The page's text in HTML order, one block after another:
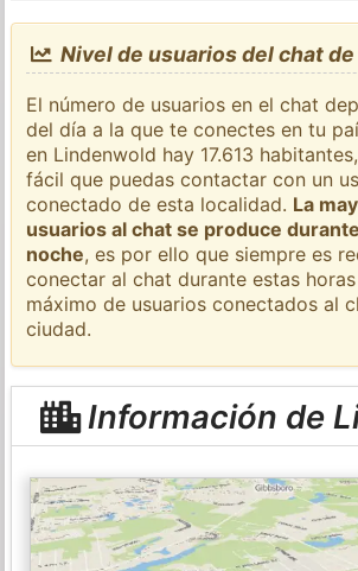
Nivel de usuarios del chat
El número de usuarios en el chat
del día a la que te conectes en tu
en Lindenwold hay 17.613
fácil que puedas contactar con un
conectado de esta localidad. La
usuarios al chat se produce
noche, es por ello que siempre es
conectar al chat durante estas
máximo de usuarios conectados al
ciudad.
Información de